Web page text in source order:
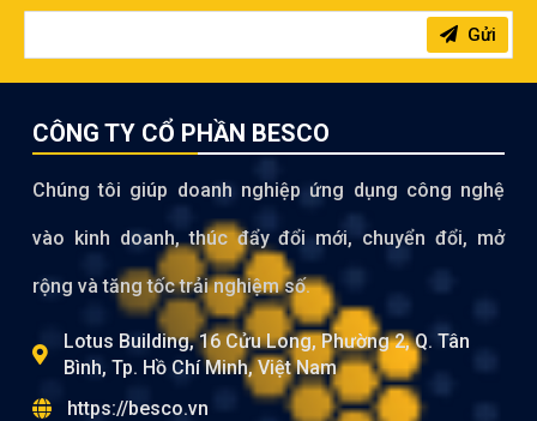
Gửi
CÔNG TY CỔ PHẦN BESCO
Chúng tôi giúp doanh nghiệp ứng dụng công nghệ
vào kinh doanh, thúc đẩy đổi mới, chuyển đổi, mở
rộng và tăng tốc trải nghiệm số.
Lotus Building, 16 Cửu Long, Phường 2, Q. Tân
Bình, Tp. Hồ Chí Minh, Việt Nam
https://besco.vn